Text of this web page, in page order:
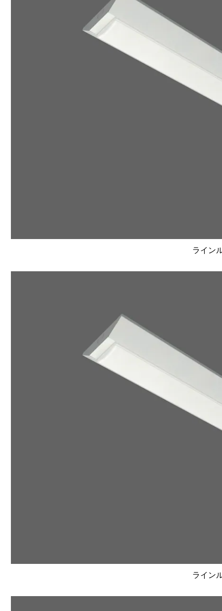
ライン
ライン